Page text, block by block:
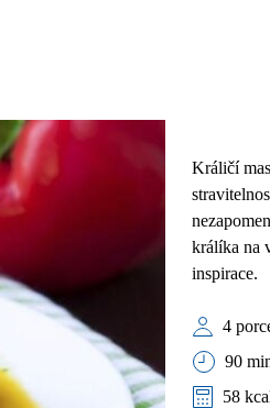
Králičí
králíka na
inspirace.
4
90
58